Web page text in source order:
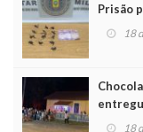
Prisão
18
Noel
18